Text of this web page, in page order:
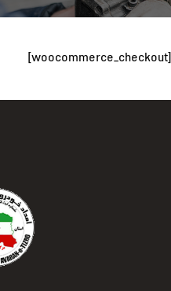
[woocommerce_checkout]